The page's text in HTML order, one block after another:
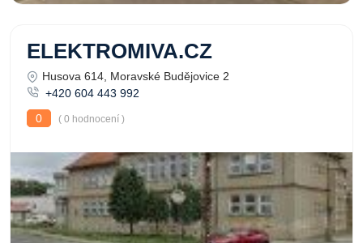
ELEKTROMIVA.CZ
Husova 614, Moravské Budějovice 2
+420 604 443 992
0
( 0 hodnocení )